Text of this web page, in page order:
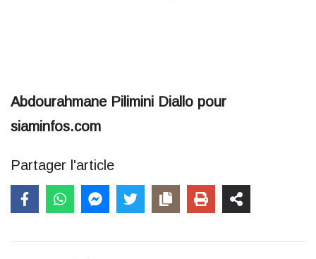
Abdourahmane Pilimini Diallo pour
siaminfos.com
Partager l'article